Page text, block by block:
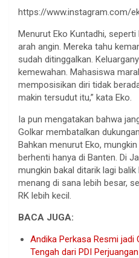
https://www.instagram.com/
Menurut Eko Kuntadhi,
arah angin. Mereka tahu
sudah ditinggalkan.
kemewahan. Mahasiswa
memposisikan diri tidak
makin tersudut itu,” kata Eko.
Ia pun mengatakan bahwa
Golkar membatalkan
Bahkan menurut Eko,
berhenti hanya di Banten. Di
mungkin bakal ditarik lagi
menang di sana lebih besar,
RK lebih kecil.
BACA JUGA:
Andika Perkasa Resmi jadi
Tengah dari PDI Perjuangan